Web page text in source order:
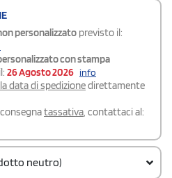
personalizzato previsto il:
con stampa
26 Agosto 2026 info
data di spedizionedirettamente
tassativa, contattaci al:
neutro)